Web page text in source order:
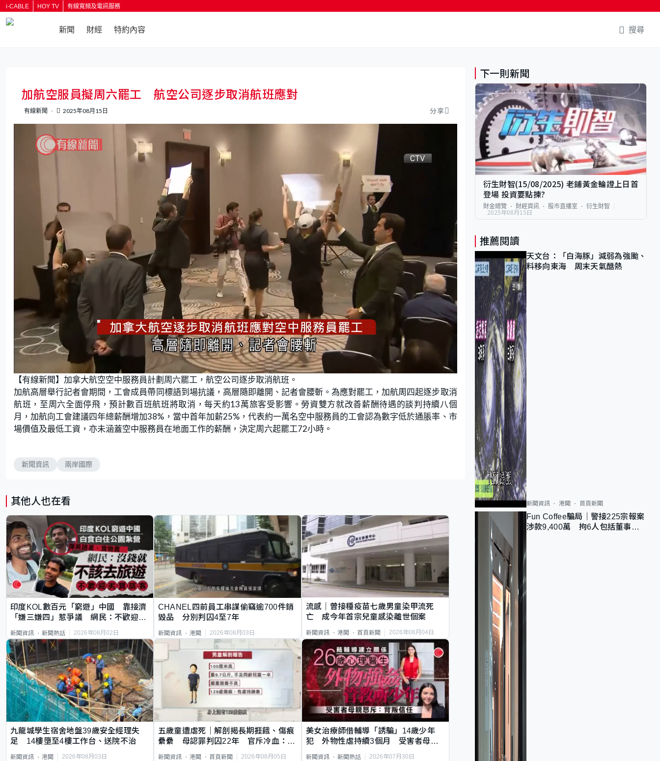
i-CABLE HOY TV 有線寬頻及電訊服務
新聞 財經 特約內容 搜尋
加航空服員擬周六罷工 航空公司逐步取消航班應對
有線新聞 2025年08月15日 分享
n
m
u
t
e
a
d
d
:
4
2
.
8
6
%
【有線新聞】加拿大航空空中服務員計劃周六罷工，航空公司逐步取消航班。
加航高層舉行記者會期間，工會成員帶同標語到場抗議，高層隨即離開、記者會腰斬。為應對罷工，加航周四起逐步取消
航班，至周六全面停飛，預計數百班航班將取消，每天約13萬旅客受影響。勞資雙方就改善薪酬待遇的談判持續八個
月，加航向工會建議四年總薪酬增加38%，當中首年加薪25%，代表約一萬名空中服務員的工會認為數字低於通脹率、市
場價值及最低工資，亦未涵蓋空中服務員在地面工作的薪酬，決定周六起罷工72小時。
新聞資訊 兩岸國際
其他人也在看
印度KOL數百元「窮遊」中國 靠接濟
「嫌三嫌四」惹爭議 網民：不歡迎劣
新聞資訊 新聞熱話 2026年08月02日
CHANEL四前員工串謀偷竊逾700件銷
毀品 分別判囚4至7年
新聞資訊 港聞 2026年08月03日
流感｜曾接種疫苗七歲男童染甲流死
亡 成今年首宗兒童感染離世個案
新聞資訊 港聞 首頁新聞 2026年08月04日
九龍城學生宿舍地盤39歲安全經理失
足 14樓墮至4樓工作台、送院不治
新聞資訊 港聞 2026年08月03日
五歲童遭虐死｜解剖揭長期捱餓、傷痕
纍纍 母認罪判囚22年 官斥冷血：同
新聞資訊 港聞 首頁新聞 2026年08月05日
美女治療師借輔導「誘騙」14歲少年
犯 外物性虐持續3個月 受害者母：
新聞資訊 新聞熱話 2026年07月30日
下一則新聞
衍生財智(15/08/2025) 老鋪黃金輪證上日首
登場 投資要點揀?
財金總覽 財經資訊 股市直播室 衍生財智
2025年08月15日
推薦閱讀
天文台：「白海豚」減弱為強颱、
料移向東海 周末天氣酷熱
新聞資訊 港聞 首頁新聞
Fun Coffee騙局｜警接225宗報案
涉款9,400萬 拘6人包括董事股